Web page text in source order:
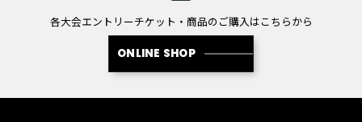
各大会エントリーチケット・商品のご購入はこちらから
ONLINE SHOP